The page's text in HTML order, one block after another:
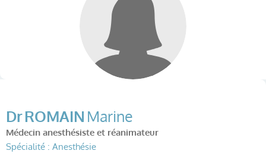
DrROMAIN Marine
Médecin anesthésiste et réanimateur
Spécialité : Anesthésie